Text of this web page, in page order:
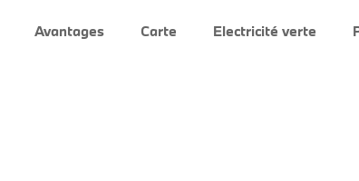
Avantages Carte Electricité verte